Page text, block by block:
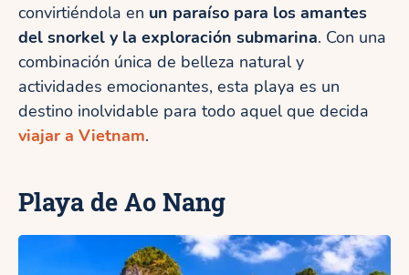
convirtiéndola en un paraíso para los amantes
del snorkel y la exploración submarina. Con una
combinación única de belleza natural y
actividades emocionantes, esta playa es un
destino inolvidable para todo aquel que decida
viajar a Vietnam.
Playa de Ao Nang